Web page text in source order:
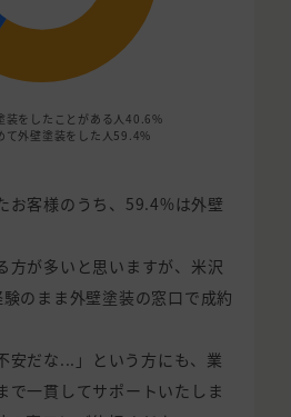
装をしたことがある人40.6%
て外壁塗装をした人 59.4%
お客様のうち、59.4%は外壁
方が多いと思いますが、米沢
のまま外壁塗装の窓口で成約
安だな...」という方にも、業
で一貫してサポートいたしま